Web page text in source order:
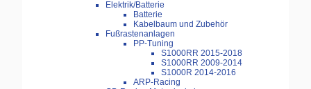
Elektrik/Batterie
Batterie
Kabelbaum und Zubehör
Fußrastenanlagen
PP-Tuning
S1000RR 2015-2018
S1000RR 2009-2014
S1000R 2014-2016
ARP-Racing